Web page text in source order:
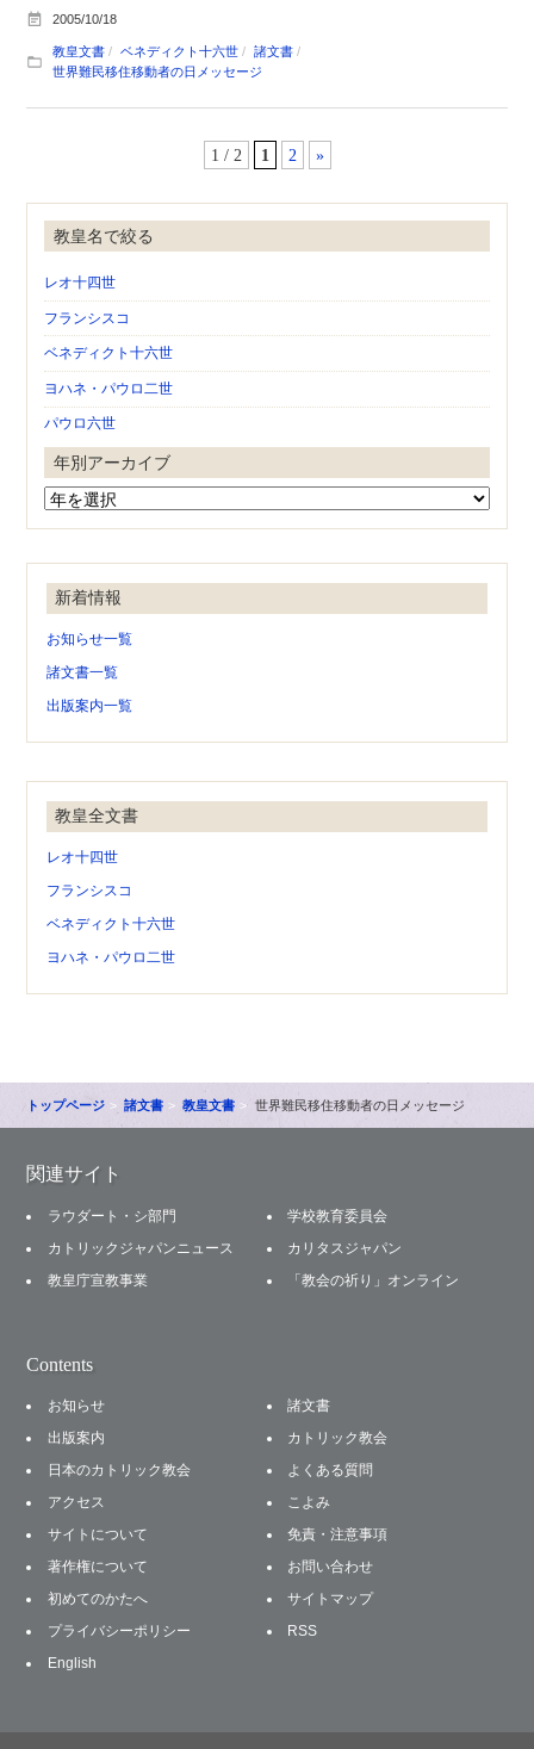
2005/10/18
教皇文書 ベネディクト十六世
諸文書
世界難民移住移動者の日メッセージ
1 / 2 1 2 »
教皇名で絞る
レオ十四世
フランシスコ
ベネディクト十六世
ヨハネ・パウロ二世
パウロ六世
年別アーカイブ
新着情報
お知らせ一覧
諸文書一覧
出版案内一覧
教皇全文書
レオ十四世
フランシスコ
ベネディクト十六世
ヨハネ・パウロ二世
トップページ 諸文書 教皇文書 世界難民移住移動者の日メッセージ
関連サイト
ラウダート・シ部門
学校教育委員会
カトリックジャパンニュース
カリタスジャパン
教皇庁宣教事業
「教会の祈り」オンライン
Contents
お知らせ
諸文書
出版案内
カトリック教会
日本のカトリック教会
よくある質問
アクセス
こよみ
サイトについて
免責・注意事項
著作権について
お問い合わせ
初めてのかたへ
サイトマップ
プライバシーポリシー
RSS
English